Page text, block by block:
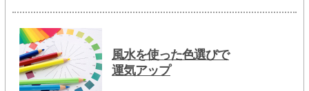
風水を使った色選びで
運気アップ